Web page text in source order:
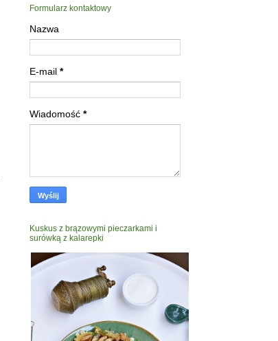
Formularz kontaktowy
Nazwa
E-mail *
Wiadomość *
Kuskus z brązowymi pieczarkami i
surówką z kalarepki